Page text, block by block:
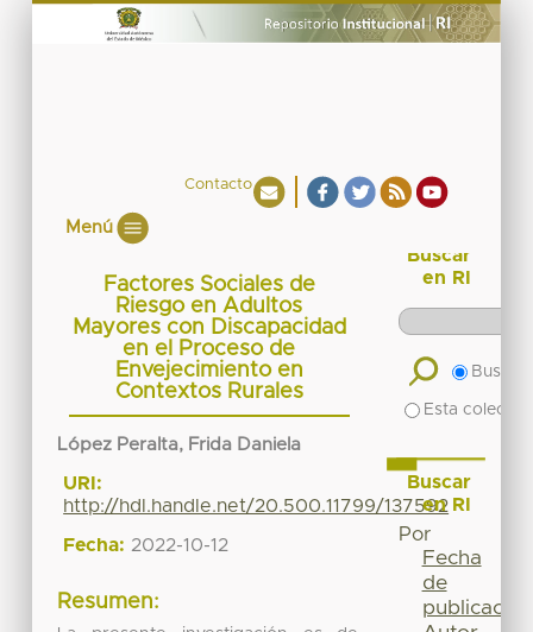
Contacto
Menú
Factores Sociales de
Riesgo en Adultos
Mayores con Discapacidad
en el Proceso de
Envejecimiento en
Contextos Rurales
López Peralta, Frida Daniela
URI:
http://hdl.handle.net/20.500.11799/137592
Fecha: 2022-10-12
Resumen:
Buscar
en RI
Buscar
Esta
Buscar
en RI
Por
Fecha
de
publicación